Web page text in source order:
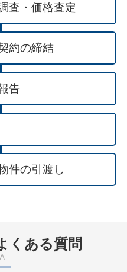
査・価格査定
約の締結
告
件の引渡し
くある質問